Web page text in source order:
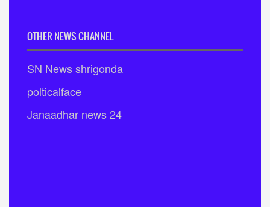
OTHER NEWS CHANNEL
SN News shrigonda
polticalface
Janaadhar news 24